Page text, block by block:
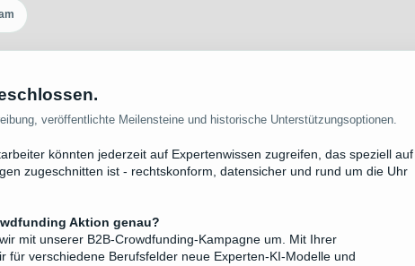
veröffentlichte Meilensteine und historische Unterstützungsoptionen.
könnten jederzeit auf Expertenwissen zugreifen, das speziell auf
zugeschnitten ist - rechtskonform, datensicher und rund um die Uhr
Aktion genau?
mit unserer B2B-Crowdfunding-Kampagne um. Mit Ihrer
für verschiedene Berufsfelder neue Experten-KI-Modelle und